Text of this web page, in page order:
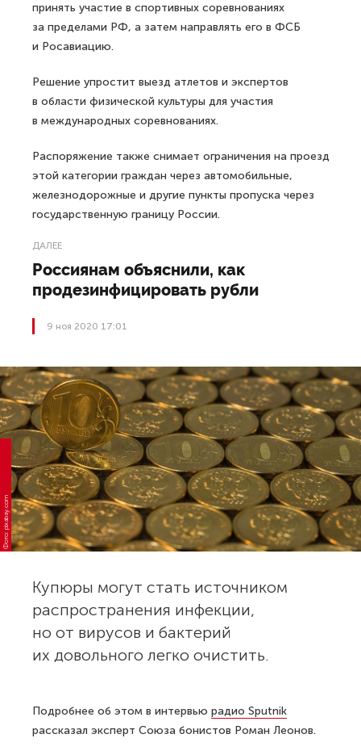
принять участие в спортивных соревнованиях
за пределами РФ, а затем направлять его в ФСБ
и Росавиацию.
Решение упростит выезд атлетов и экспертов
в области физической культуры для участия
в международных соревнованиях.
Распоряжение также снимает ограничения на проезд
этой категории граждан через автомобильные,
железнодорожные и другие пункты пропуска через
государственную границу России.
ДАЛЕЕ
Россиянам объяснили, как
продезинфицировать рубли
9 ноя 2020 17:01
Фото: pixabay.com
Купюры могут стать источником
распространения инфекции,
но от вирусов и бактерий
их довольного легко очистить.
Подробнее об этом в интервью радио Sputnik
рассказал эксперт Союза бонистов Роман Леонов.